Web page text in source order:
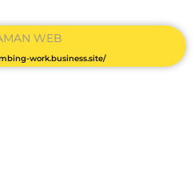
WEB
work.business.site/